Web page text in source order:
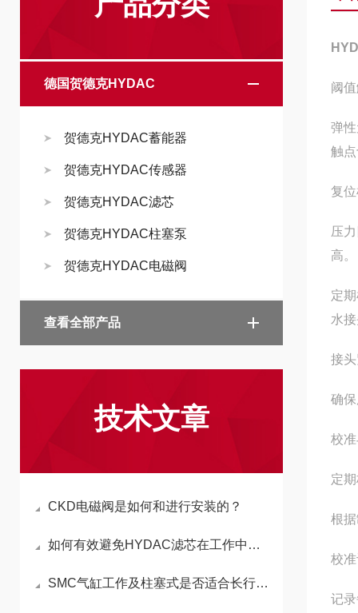
德国贺德克HYDAC
贺德克HYDAC蓄能器
贺德克HYDAC传感器
贺德克HYDAC滤芯
贺德克HYDAC柱塞泵
贺德克HYDAC电磁阀
查看全部产品
技术文章
CKD电磁阀是如何和进行安装的？
如何有效避免HYDAC滤芯在工作中被吸扁
SMC气缸工作及柱塞式是否适合长行程？
阈
弹
触
复
压
高
定
水
接
确
校
定
根
校
记